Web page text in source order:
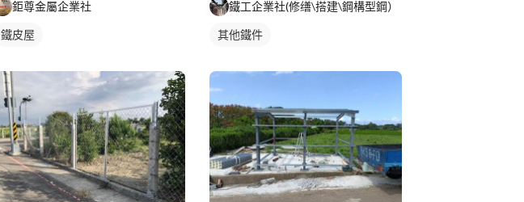
鉅尊金屬企業社
鐵皮屋
鐵工企業社(修缮\搭建\鋼構型鋼）
其他鐵件